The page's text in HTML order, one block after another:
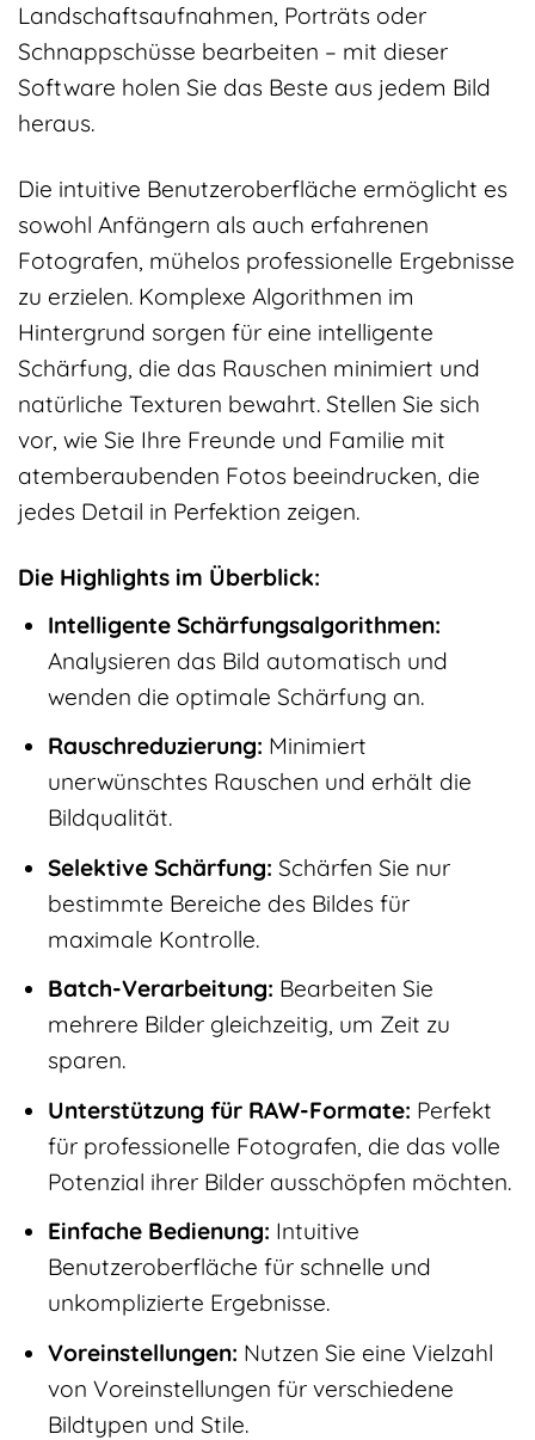
Landschaftsaufnahmen, Porträts oder
Schnappschüsse bearbeiten – mit dieser
Software holen Sie das Beste aus jedem Bild
heraus.
Die intuitive Benutzeroberfläche ermöglicht es
sowohl Anfängern als auch erfahrenen
Fotografen, mühelos professionelle Ergebnisse
zu erzielen. Komplexe Algorithmen im
Hintergrund sorgen für eine intelligente
Schärfung, die das Rauschen minimiert und
natürliche Texturen bewahrt. Stellen Sie sich
vor, wie Sie Ihre Freunde und Familie mit
atemberaubenden Fotos beeindrucken, die
jedes Detail in Perfektion zeigen.
Die Highlights im Überblick:
Intelligente Schärfungsalgorithmen:
Analysieren das Bild automatisch und
wenden die optimale Schärfung an.
Rauschreduzierung: Minimiert
unerwünschtes Rauschen und erhält die
Bildqualität.
Selektive Schärfung: Schärfen Sie nur
bestimmte Bereiche des Bildes für
maximale Kontrolle.
Batch-Verarbeitung: Bearbeiten Sie
mehrere Bilder gleichzeitig, um Zeit zu
sparen.
Unterstützung für RAW-Formate: Perfekt
für professionelle Fotografen, die das volle
Potenzial ihrer Bilder ausschöpfen möchten.
Einfache Bedienung: Intuitive
Benutzeroberfläche für schnelle und
unkomplizierte Ergebnisse.
Voreinstellungen: Nutzen Sie eine Vielzahl
von Voreinstellungen für verschiedene
Bildtypen und Stile.